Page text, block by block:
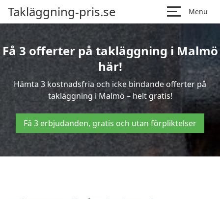
Takläggning-pris.se Menu
Få 3 offerter på takläggning i Malmö
här!
Hämta 3 kostnadsfria och icke bindande offerter på
takläggning i Malmö – helt gratis!
Få 3 erbjudanden, gratis och utan förpliktelser